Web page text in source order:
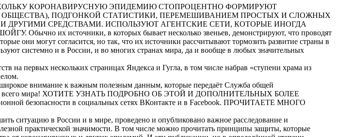
КОРОНАВИРУСНУЮ ЭПИДЕМИЮ СТОПРОЦЕНТНО ФОРМИРУЮТ
ПОДГОНКОЙ СТАТИСТИКИ, ПЕРЕМЕШИВАНИЕМ ПРОСТЫХ И СЛОЖНЫХ
СРЕДСТВАМИ. ИСПОЛЬЗУЮТ АГЕНТСКИЕ СЕТИ, КОТОРЫЕ ИНОГДА
их источники, в которых бывает несколько звеньев, демонстрируют, что проводят
они могут согласится, но так, что их источники рассчитывают тормозить развитие страны в
системно и в России, и во многих странах мира, да и вообще в любых значительных
на первых нескольких страницах Яндекса и Гугла, в том числе набрав «ступени храма из
внимание к важным полезным данным, которые передаёт Служба общей
и всего мира! ХОТИТЕ УЗНАТЬ ПОДРОБНО ОБ ЭТОЙ И ДОПОЛНИТЕЛЬНЫХ БОЛЕЕ
безопасности в социальных сетях ВКонтакте и в Facebook. ПРОЧИТАЕТЕ МНОГО
ситуацию в России и в мире, проведено и опубликовано важное расследование и
практической значимости. В том числе можно прочитать принципы защиты, которые